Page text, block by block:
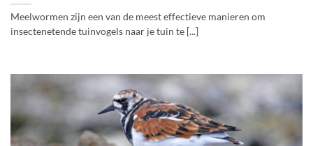
Meelwormen zijn een van de meest effectieve manieren om
insectenetende tuinvogels naar je tuin te [...]